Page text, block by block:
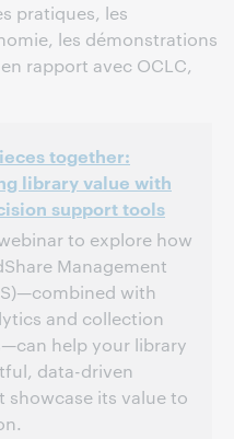
pratiques, les
les démonstrations
rapport avec OCLC,
together:
library value with
support tools
to explore how
Management
with
and collection
help your library
data-driven
showcase its value to